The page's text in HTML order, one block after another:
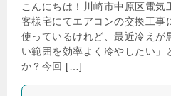
こんにちは！川崎市中原区電気
客様宅にてエアコンの交換工事
使っているけれど、最近冷えが
い範囲を効率よく冷やしたい」
か？今回 […]